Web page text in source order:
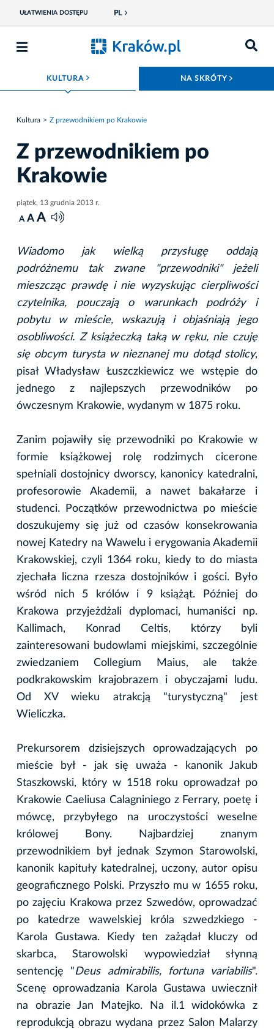
UŁATWIENIA DOSTĘPU PL
KULTURA ROZWIŃ MENU NA SKRÓTY
Kultura Z przewodnikiem po Krakowie
Z przewodnikiem po
Krakowie
piątek, 13 grudnia 2013 r.
A A A
Wiadomo jak wielką przysługę oddają
podróżnemu tak zwane "przewodniki" jeżeli
mieszcząc prawdę i nie wyzyskując cierpliwości
czytelnika, pouczają o warunkach podróży i
pobytu w mieście, wskazują i objaśniają jego
osobliwości. Z książeczką taką w ręku, nie czuję
się obcym turysta w nieznanej mu dotąd stolicy,
pisał Władysław Łuszczkiewicz we wstępie do
jednego z najlepszych przewodników po
ówczesnym Krakowie, wydanym w 1875 roku.
Zanim pojawiły się przewodniki po Krakowie w
formie książkowej rolę rodzimych cicerone
spełniali dostojnicy dworscy, kanonicy katedralni,
profesorowie Akademii, a nawet bakałarze i
studenci. Początków przewodnictwa po mieście
doszukujemy się już od czasów konsekrowania
nowej Katedry na Wawelu i erygowania Akademii
Krakowskiej, czyli 1364 roku, kiedy to do miasta
zjechała liczna rzesza dostojników i gości. Było
wśród nich 5 królów i 9 książąt. Później do
Krakowa przyjeżdżali dyplomaci, humaniści np.
Kallimach, Konrad Celtis, którzy byli
zainteresowani budowlami miejskimi, szczególnie
zwiedzaniem Collegium Maius, ale także
podkrakowskim krajobrazem i obyczajami ludu.
Od XV wieku atrakcją "turystyczną" jest
Wieliczka.
Prekursorem dzisiejszych oprowadzających po
mieście był - jak się uważa - kanonik Jakub
Staszkowski, który w 1518 roku oprowadzał po
Krakowie Caeliusa Calagniniego z Ferrary, poetę i
mówcę, przybyłego na uroczystości weselne
królowej Bony. Najbardziej znanym
przewodnikiem był jednak Szymon Starowolski,
kanonik kapituły katedralnej, uczony, autor opisu
geograficznego Polski. Przyszło mu w 1655 roku,
po zajęciu Krakowa przez Szwedów, oprowadzać
po katedrze wawelskiej króla szwedzkiego -
Karola Gustawa. Kiedy ten zażądał kluczy od
skarbca, Starowolski wypowiedział słynną
sentencję "Deus admirabilis, fortuna variabilis".
Scenę oprowadzania Karola Gustawa uwiecznił
na obrazie Jan Matejko. Na il.1 widokówka z
reprodukcją obrazu wydana przez Salon Malarzy